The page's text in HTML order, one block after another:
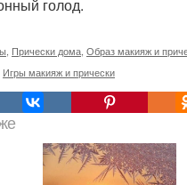
голод.
Прически дома Образ макияж и
Игры макияж и прически